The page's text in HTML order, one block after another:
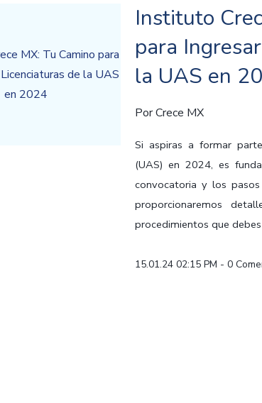
Instituto
para
la UAS en
PorCrece MX
Si aspiras a formar
(UAS) en 2024, es
convocatoria y los
proporcionaremos
procedimientos que
15.01.24 02:15 PM - 0